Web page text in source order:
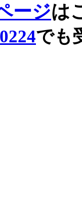
ージは
でも